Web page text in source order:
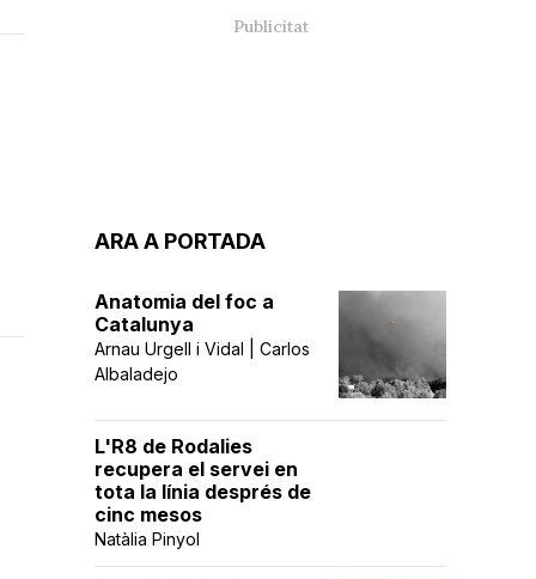
ARA A PORTADA
Anatomia del foc a
Catalunya
Arnau Urgell i Vidal | Carlos
Albaladejo
L'R8 de Rodalies
recupera el servei en
tota la línia després de
cinc mesos
Natàlia Pinyol